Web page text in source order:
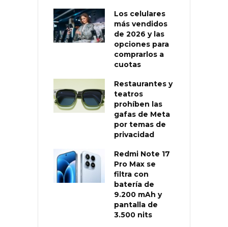
Los celulares
más vendidos
de 2026 y las
opciones para
comprarlos a
cuotas
Restaurantes y
teatros
prohíben las
gafas de Meta
por temas de
privacidad
Redmi Note 17
Pro Max se
filtra con
batería de
9.200 mAh y
pantalla de
3.500 nits